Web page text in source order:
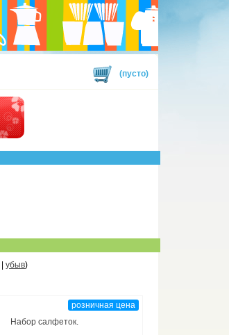
(пусто)
|убыв)
розничная цена
Набор салфеток.